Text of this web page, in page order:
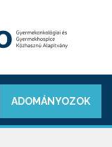
ADOMÁNYOZOK